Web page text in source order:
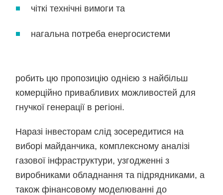
чіткі технічні вимоги та
нагальна потреба енергосистеми
робить цю пропозицію однією з найбільш
комерційно привабливих можливостей для
гнучкої генерації в регіоні.
Наразі інвесторам слід зосередитися на
виборі майданчика, комплексному аналізі
газової інфраструктури, узгодженні з
виробниками обладнання та підрядниками, а
також фінансовому моделюванні до